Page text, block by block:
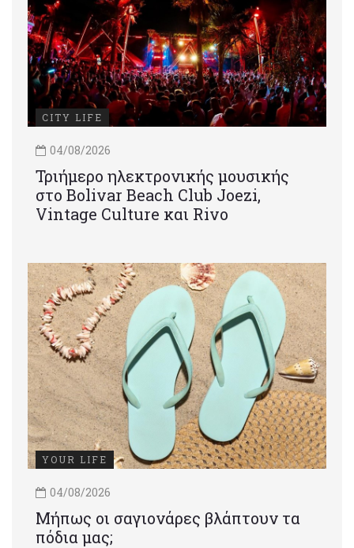
CITY LIFE
04/08/2026
Τριήμερο ηλεκτρονικής μουσικής
στο Bolivar Beach Club Joezi,
Vintage Culture και Rivo
YOUR LIFE
04/08/2026
Μήπως οι σαγιονάρες βλάπτουν τα
πόδια μας;